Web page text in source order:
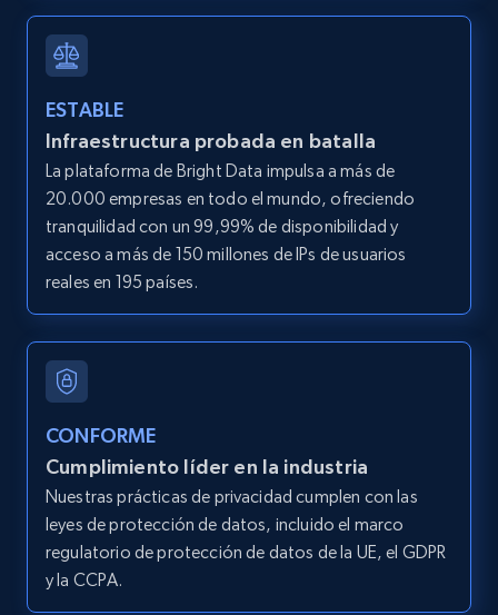
12K+
LinkedIn posts
URL, ID, User id, Use url, Title, Headline, Post
text, Date posted, and more.
11.3K+
LinkedIn posts - Discover user's articles by
URL
URL, ID, User id, Use url, Title, Headline, Post
text, Date posted, and more.
11.3K+ 1.5K+ Prueba gratuita
ESTABLE
Infraestructura probada en batalla
La plataforma de Bright Data impulsa a más de
20.000 empresas en todo el mundo, ofreciendo
tranquilidad con un 99,99% de disponibilidad y
acceso a más de 150 millones de IPs de usuarios
reales en 195 países.
CONFORME
Cumplimiento líder en la industria
Nuestras prácticas de privacidad cumplen con las
leyes de protección de datos, incluido el marco
regulatorio de protección de datos de la UE, el GDPR
y la CCPA.